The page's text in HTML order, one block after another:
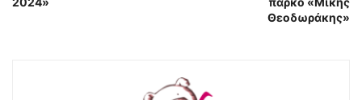
Θεοδωράκης»